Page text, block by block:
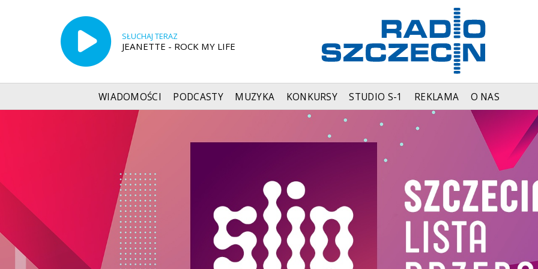
SŁUCHAJ TERAZ
JEANETTE - ROCK MY LIFE
WIADOMOŚCI PODCASTY MUZYKA KONKURSY STUDIO S-1 REKLAMA O NAS